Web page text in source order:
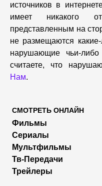
источников в
имеет никакого
представленным на
не размещаются
нарушающие чьи-
считаете, что
Нам.
СМОТРЕТЬ ОНЛАЙН
Фильмы
Сериалы
Мультфильмы
Тв-Передачи
Трейлеры